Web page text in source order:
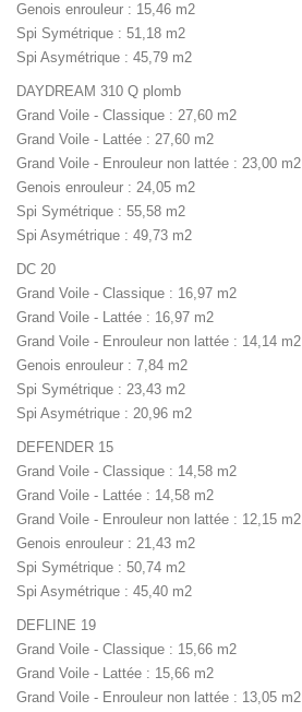
Genois enrouleur : 15,46 m2
Spi Symétrique : 51,18 m2
Spi Asymétrique : 45,79 m2
DAYDREAM 310 Q plomb
Grand Voile - Classique : 27,60 m2
Grand Voile - Lattée : 27,60 m2
Grand Voile - Enrouleur non lattée : 23,00 m2
Genois enrouleur : 24,05 m2
Spi Symétrique : 55,58 m2
Spi Asymétrique : 49,73 m2
DC 20
Grand Voile - Classique : 16,97 m2
Grand Voile - Lattée : 16,97 m2
Grand Voile - Enrouleur non lattée : 14,14 m2
Genois enrouleur : 7,84 m2
Spi Symétrique : 23,43 m2
Spi Asymétrique : 20,96 m2
DEFENDER 15
Grand Voile - Classique : 14,58 m2
Grand Voile - Lattée : 14,58 m2
Grand Voile - Enrouleur non lattée : 12,15 m2
Genois enrouleur : 21,43 m2
Spi Symétrique : 50,74 m2
Spi Asymétrique : 45,40 m2
DEFLINE 19
Grand Voile - Classique : 15,66 m2
Grand Voile - Lattée : 15,66 m2
Grand Voile - Enrouleur non lattée : 13,05 m2